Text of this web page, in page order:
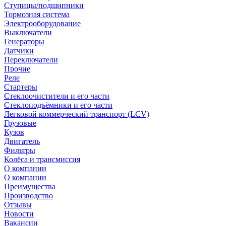
Ступицы/подшипники
Тормозная система
Электрооборудование
Выключатели
Генераторы
Датчики
Переключатели
Прочие
Реле
Стартеры
Стеклоочистители и его части
Стеклоподъёмники и его части
Легковой коммерческий транспорт (LCV)
Грузовые
Кузов
Двигатель
Фильтры
Колёса и трансмиссия
О компании
О компании
Преимущества
Производство
Отзывы
Новости
Вакансии